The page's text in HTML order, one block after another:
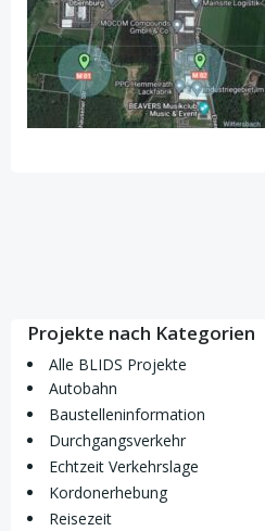
Projekte nach Kategorien
Alle BLIDS Projekte
Autobahn
Baustelleninformation
Durchgangsverkehr
Echtzeit Verkehrslage
Kordonerhebung
Reisezeit